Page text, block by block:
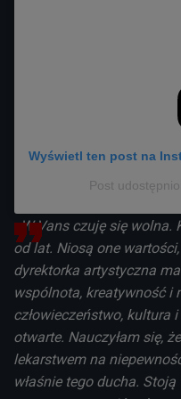
Wyświetl ten post na
Post
- W Vans czuję się wolna.
od lat. Niosą one
dyrektorka artystyczna
wspólnota, kreatywność i
człowieczeństwo, kultura
otwarte. Nauczyłam się,
lekarstwem na
właśnie tego ducha.